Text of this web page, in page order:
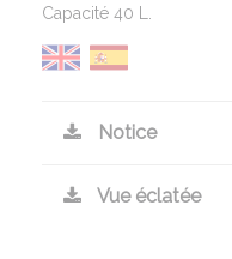
Capacité 40 L.
Notice
Vue éclatée